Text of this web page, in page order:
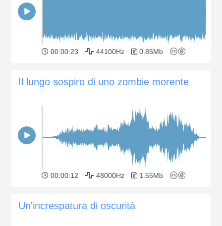
00:00:23 44100Hz 0.85Mb
Il lungo sospiro di uno zombie morente
00:00:12 48000Hz 1.55Mb
Un'increspatura di oscurità